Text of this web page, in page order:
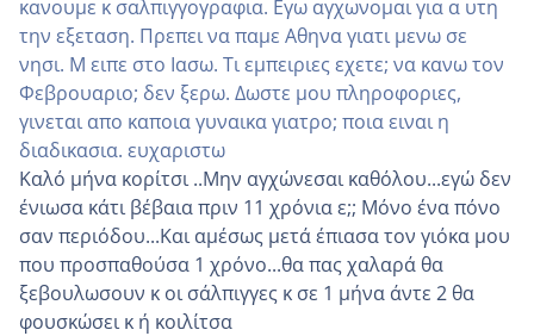
κανουμε κ σαλπιγγογραφια. Εγω αγχωνομαι για α υτη
την εξεταση. Πρεπει να παμε Αθηνα γιατι μενω σε
νησι. Μ ειπε στο Ιασω. Τι εμπειριες εχετε; να κανω τον
Φεβρουαριο; δεν ξερω. Δωστε μου πληροφοριες,
γινεται απο καποια γυναικα γιατρο; ποια ειναι η
διαδικασια. ευχαριστω
Καλό μήνα κορίτσι ..Μην αγχώνεσαι καθόλου...εγώ δεν
ένιωσα κάτι βέβαια πριν 11 χρόνια ε;; Μόνο ένα πόνο
σαν περιόδου...Και αμέσως μετά έπιασα τον γιόκα μου
που προσπαθούσα 1 χρόνο...θα πας χαλαρά θα
ξεβουλωσουν κ οι σάλπιγγες κ σε 1 μήνα άντε 2 θα
φουσκώσει κ ή κοιλίτσα